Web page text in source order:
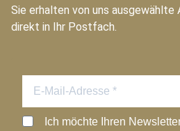
Sie erhalten von uns ausgewählte
direkt in Ihr Postfach.
Ich möchte Ihren